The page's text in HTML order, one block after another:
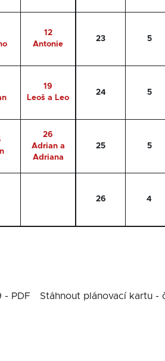
12
Antonie
23 5
19
Leoš a Leo
24 5
26
Adrian a
Adriana
25 5
26 4
- PDF Stáhnout plánovací kartu -